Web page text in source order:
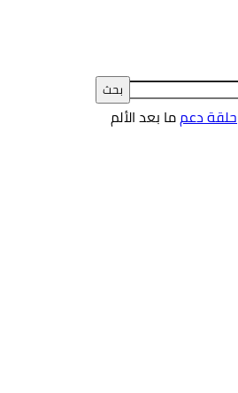
حلقة دعمما بعد الألم